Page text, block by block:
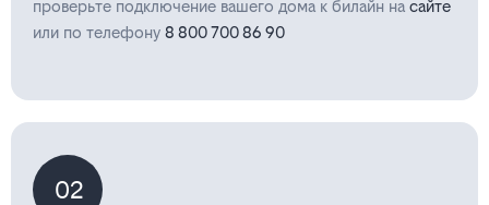
проверьте подключение вашего дома к билайн на сайте
или по телефону 8 800 700 86 90
02